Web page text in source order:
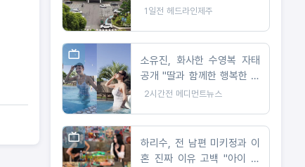
1일전 헤드라인제주
소유진, 화사한 수영복 자태
공개 "딸과 함께한 행복한 여
름"
2시간전 메디먼트뉴스
하리수, 전 남편 미키정과 이
혼 진짜 이유 고백 "아이 못